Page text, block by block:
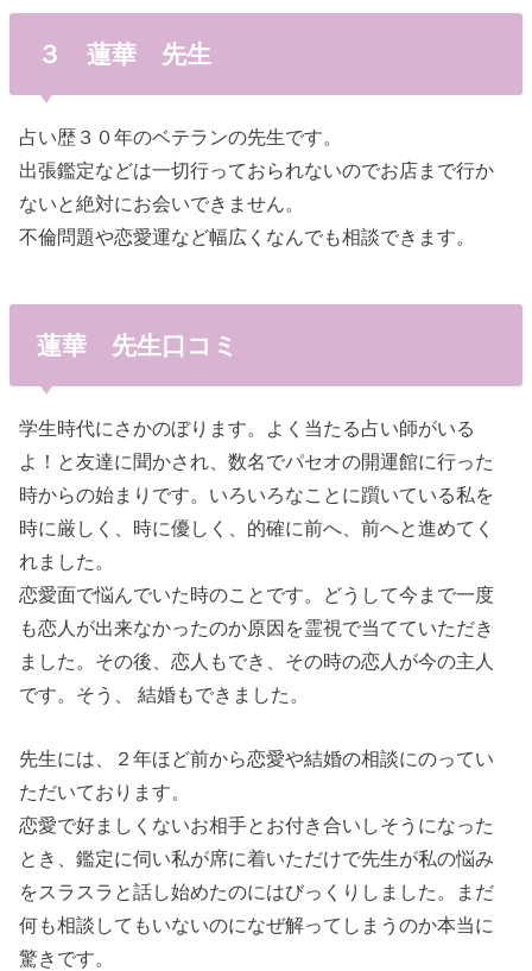
３ 蓮華 先生
占い歴３０年のベテランの先生です。
出張鑑定などは一切行っておられないのでお店まで行か
ないと絶対にお会いできません。
不倫問題や恋愛運など幅広くなんでも相談できます。
蓮華 先生口コミ
学生時代にさかのぼります。よく当たる占い師がいる
よ！と友達に聞かされ、数名でパセオの開運館に行った
時からの始まりです。いろいろなことに躓いている私を
時に厳しく、時に優しく、的確に前へ、前へと進めてく
れました。
恋愛面で悩んでいた時のことです。どうして今まで一度
も恋人が出来なかったのか原因を霊視で当てていただき
ました。その後、恋人もでき、その時の恋人が今の主人
です。そう、 結婚もできました。
先生には、２年ほど前から恋愛や結婚の相談にのってい
ただいております。
恋愛で好ましくないお相手とお付き合いしそうになった
とき、鑑定に伺い私が席に着いただけで先生が私の悩み
をスラスラと話し始めたのにはびっくりしました。まだ
何も相談してもいないのになぜ解ってしまうのか本当に
驚きです。